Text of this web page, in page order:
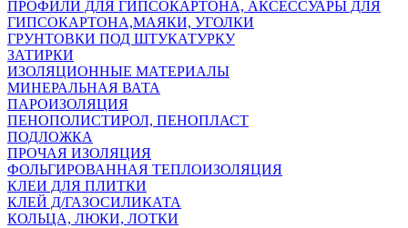
ПРОФИЛИ ДЛЯ ГИПСОКАРТОНА, АКСЕССУАРЫ ДЛЯ
ГИПСОКАРТОНА,МАЯКИ, УГОЛКИ
ГРУНТОВКИ ПОД ШТУКАТУРКУ
ЗАТИРКИ
ИЗОЛЯЦИОННЫЕ МАТЕРИАЛЫ
МИНЕРАЛЬНАЯ ВАТА
ПАРОИЗОЛЯЦИЯ
ПЕНОПОЛИСТИРОЛ, ПЕНОПЛАСТ
ПОДЛОЖКА
ПРОЧАЯ ИЗОЛЯЦИЯ
ФОЛЬГИРОВАННАЯ ТЕПЛОИЗОЛЯЦИЯ
КЛЕИ ДЛЯ ПЛИТКИ
КЛЕЙ Д/ГАЗОСИЛИКАТА
КОЛЬЦА, ЛЮКИ, ЛОТКИ